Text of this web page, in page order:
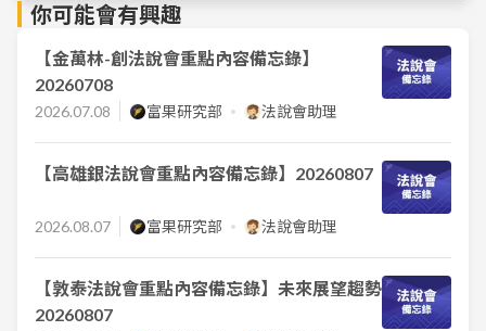
你可能會有興趣
【金萬林-創法說會重點內容備忘錄】
20260708
2026.07.08 富果研究部 法說會助理
【高雄銀法說會重點內容備忘錄】20260807
2026.08.07 富果研究部 法說會助理
【敦泰法說會重點內容備忘錄】未來展望趨勢
20260807